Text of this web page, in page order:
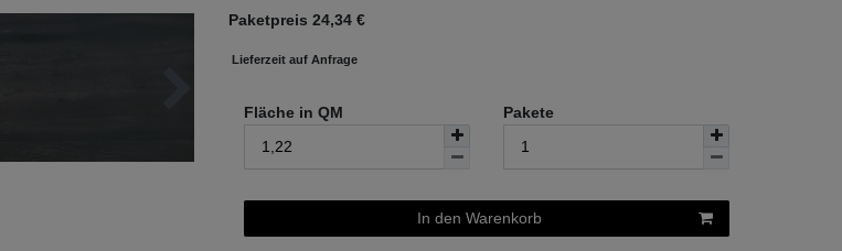
Paketpreis 24,34 €
Lieferzeit auf Anfrage
Fläche in QM Pakete
In den Warenkorb